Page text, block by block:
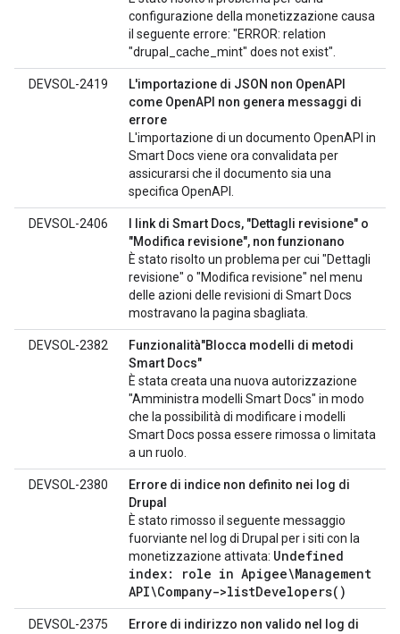
configurazione della monetizzazione causa
il seguente errore: "ERROR: relation
"drupal_cache_mint" does not exist".
DEVSOL-2419
L'importazione di JSON non OpenAPI
come OpenAPI non genera messaggi di
errore
L'importazione di un documento OpenAPI in
Smart Docs viene ora convalidata per
assicurarsi che il documento sia una
specifica OpenAPI.
DEVSOL-2406
I link di Smart Docs, "Dettagli revisione" o
"Modifica revisione", non funzionano
È stato risolto un problema per cui "Dettagli
revisione" o "Modifica revisione" nel menu
delle azioni delle revisioni di Smart Docs
mostravano la pagina sbagliata.
DEVSOL-2382
Funzionalità"Blocca modelli di metodi
Smart Docs"
È stata creata una nuova autorizzazione
"Amministra modelli Smart Docs" in modo
che la possibilità di modificare i modelli
Smart Docs possa essere rimossa o limitata
a un ruolo.
DEVSOL-2380
Errore di indice non definito nei log di
Drupal
È stato rimosso il seguente messaggio
fuorviante nel log di Drupal per i siti con la
monetizzazione attivata: Undefined
index: role in Apigee\Management
API\Company->listDevelopers( )
DEVSOL-2375
Errore di indirizzo non valido nel log di